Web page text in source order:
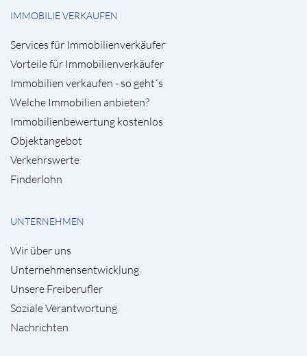
IMMOBILIE VERKAUFEN
Services für Immobilienverkäufer
Vorteile für Immobilienverkäufer
Immobilien verkaufen - so geht´s
Welche Immobilien anbieten?
Immobilienbewertung kostenlos
Objektangebot
Verkehrswerte
Finderlohn
UNTERNEHMEN
Wir über uns
Unternehmensentwicklung
Unsere Freiberufler
Soziale Verantwortung
Nachrichten